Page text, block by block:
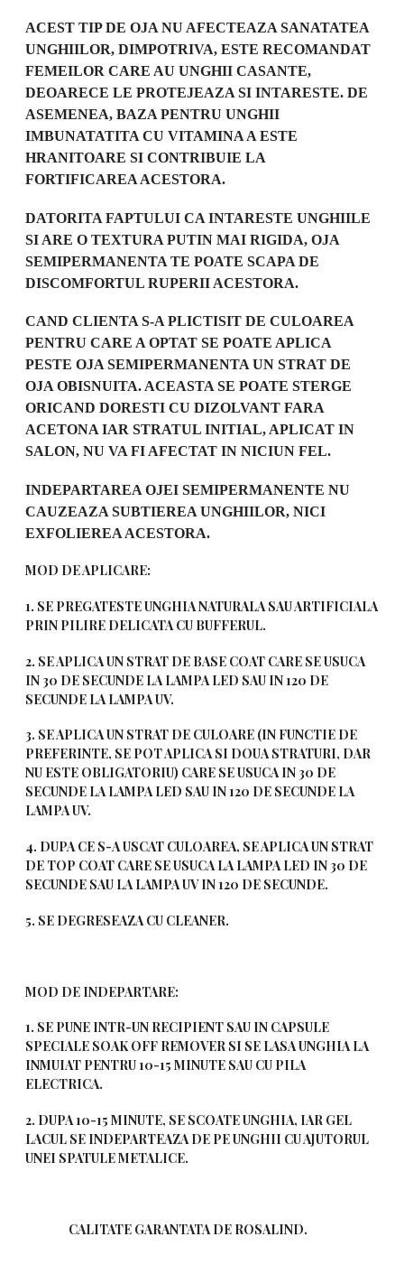
ACEST TIP DE OJA NU AFECTEAZA SANATATEA
UNGHIILOR, DIMPOTRIVA, ESTE RECOMANDAT
FEMEILOR CARE AU UNGHII CASANTE,
DEOARECE LE PROTEJEAZA SI INTARESTE. DE
ASEMENEA, BAZA PENTRU UNGHII
IMBUNATATITA CU VITAMINA A ESTE
HRANITOARE SI CONTRIBUIE LA
FORTIFICAREA ACESTORA.
DATORITA FAPTULUI CA INTARESTE UNGHIILE
SI ARE O TEXTURA PUTIN MAI RIGIDA, OJA
SEMIPERMANENTA TE POATE SCAPA DE
DISCOMFORTUL RUPERII ACESTORA.
CAND CLIENTA S-A PLICTISIT DE CULOAREA
PENTRU CARE A OPTAT SE POATE APLICA
PESTE OJA SEMIPERMANENTA UN STRAT DE
OJA OBISNUITA. ACEASTA SE POATE STERGE
ORICAND DORESTI CU DIZOLVANT FARA
ACETONA IAR STRATUL INITIAL, APLICAT IN
SALON, NU VA FI AFECTAT IN NICIUN FEL.
INDEPARTAREA OJEI SEMIPERMANENTE NU
CAUZEAZA SUBTIEREA UNGHIILOR, NICI
EXFOLIEREA ACESTORA.
MOD DE APLICARE:
1. SE PREGATESTE UNGHIA NATURALA SAU ARTIFICIALA
PRIN PILIRE DELICATA CU BUFFERUL.
2. SE APLICA UN STRAT DE BASE COAT CARE SE USUCA
IN 30 DE SECUNDE LA LAMPA LED SAU IN 120 DE
SECUNDE LA LAMPA UV.
3. SE APLICA UN STRAT DE CULOARE (IN FUNCTIE DE
PREFERINTE, SE POT APLICA SI DOUA STRATURI, DAR
NU ESTE OBLIGATORIU) CARE SE USUCA IN 30 DE
SECUNDE LA LAMPA LED SAU IN 120 DE SECUNDE LA
LAMPA UV.
4. DUPA CE S-A USCAT CULOAREA, SE APLICA UN STRAT
DE TOP COAT CARE SE USUCA LA LAMPA LED IN 30 DE
SECUNDE SAU LA LAMPA UV IN 120 DE SECUNDE.
5. SE DEGRESEAZA CU CLEANER.
MOD DE INDEPARTARE:
1. SE PUNE INTR-UN RECIPIENT SAU IN CAPSULE
SPECIALE SOAK OFF REMOVER SI SE LASA UNGHIA LA
INMUIAT PENTRU 10-15 MINUTE SAU CU PILA
ELECTRICA.
2. DUPA 10-15 MINUTE, SE SCOATE UNGHIA, IAR GEL
LACUL SE INDEPARTEAZA DE PE UNGHII CU AJUTORUL
UNEI SPATULE METALICE.
CALITATE GARANTATA DE ROSALIND.